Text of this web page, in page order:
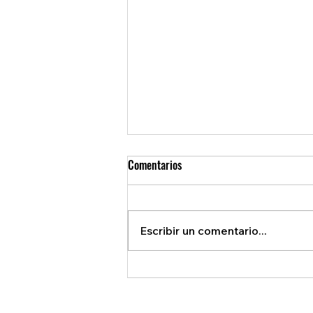
REVELAN ACUERDO SECRETO QUE
Comentarios
Escribir un comentario...